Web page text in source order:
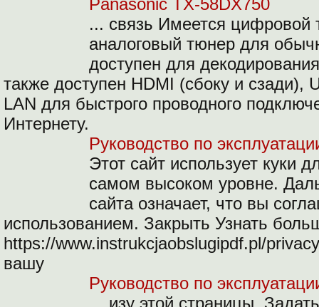
... связь Имеется
аналоговый тюнер для
доступен для
также доступен HDMI (сбоку и сзади),
LAN для быстрого проводного
Интернету.
Руководство по
Этот сайт использует куки
самом высоком уровне.
сайта означает, что вы
использованием. Закрыть Узнать
https://www.instrukcjaobslugipdf.pl/
вашу
Руководство по
... изу этой страницы.